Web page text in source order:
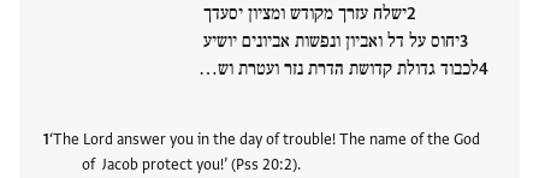
ישלח עזרך מקודש ומציון יסעדך
יחוס על דל ואביון ונפשות אביונים יושיע
לכבוד גדולת קדושת הדרת נזר ועטרת וש…
‘The Lord answer you in the day of trouble! The name of the God
of Jacob protect you!’ (Pss 20:2).